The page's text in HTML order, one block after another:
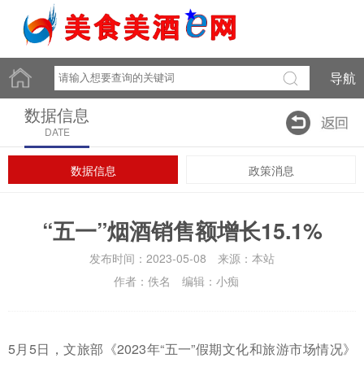
导航
数据信息
DATE
数据信息 政策消息
“五一”烟酒销售额增长15.1%
发布时间：2023-05-08 来源：本站
作者：佚名 编辑：小痴
5月5日，文旅部《2023年“五一”假期文化和旅游市场情况》